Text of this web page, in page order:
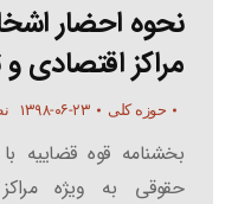
نحوه احضار
مراکز اقتصادی
حوزه کلی ۱۳۹۸-۰۶-۲۳
بخشنامه قوه قضاییه
حقوقی به ویژه